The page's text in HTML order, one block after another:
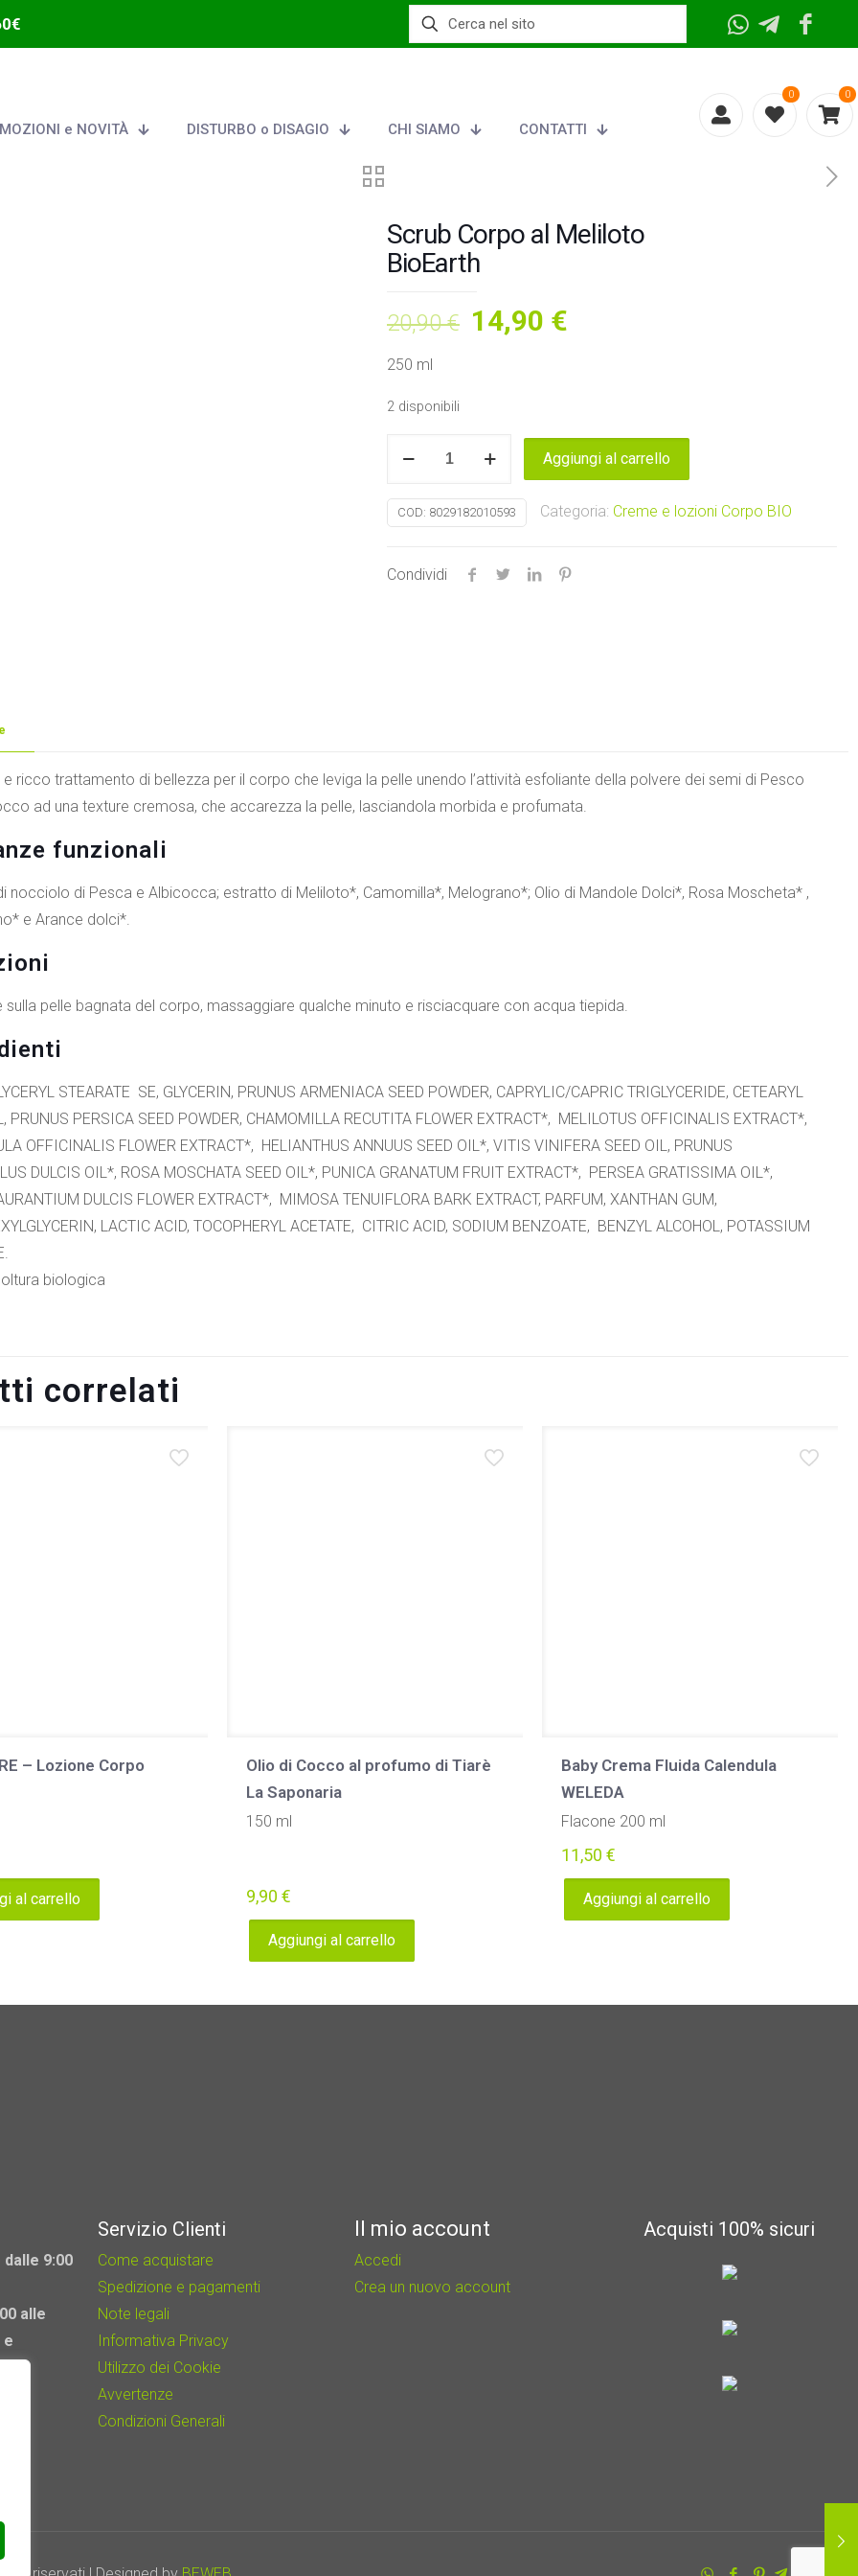
e NOVITÀ DISTURBO o DISAGIO CHI SIAMO CONTATTI
0 0
Scrub Corpo al Meliloto
BioEarth
20,90€ Il
20,90 €.
14,90 €
14,90 €.
250 ml
2 disponibili
al
Meliloto
quantità
Aggiungi al carrello
COD: 8029182010593 Categoria: Creme e lozioni Corpo BIO
Condividi
e ricco trattamento di bellezza per il corpo che leviga la pelle unendo l’attività esfoliante della polvere dei semi di Pesco
ad una texture cremosa, che accarezza la pelle, lasciandola morbida e profumata.
funzionali
nocciolo di Pesca e Albicocca; estratto di Meliloto*, Camomilla*, Melograno*; Olio di Mandole Dolci*, Rosa Moscheta* ,
e Arance dolci*.
sulla pelle bagnata del corpo, massaggiare qualche minuto e risciacquare con acqua tiepida.
STEARATE SE, GLYCERIN, PRUNUS ARMENIACA SEED POWDER, CAPRYLIC/CAPRIC TRIGLYCERIDE, CETEARYL
PRUNUS PERSICA SEED POWDER, CHAMOMILLA RECUTITA FLOWER EXTRACT*, MELILOTUS OFFICINALIS EXTRACT*,
OFFICINALIS FLOWER EXTRACT*, HELIANTHUS ANNUUS SEED OIL*, VITIS VINIFERA SEED OIL, PRUNUS
DULCIS OIL*, ROSA MOSCHATA SEED OIL*, PUNICA GRANATUM FRUIT EXTRACT*, PERSEA GRATISSIMA OIL*,
DULCIS FLOWER EXTRACT*, MIMOSA TENUIFLORA BARK EXTRACT, PARFUM, XANTHAN GUM,
LACTIC ACID, TOCOPHERYL ACETATE, CITRIC ACID, SODIUM BENZOATE, BENZYL ALCOHOL, POTASSIUM
biologica
correlati
– Lozione Corpo
al carrello
Olio di Cocco al profumo di Tiarè
La Saponaria
150 ml
9,90 €
Aggiungi al carrello
Baby Crema Fluida Calendula
WELEDA
Flacone 200 ml
11,50 €
Aggiungi al carrello
9:00
alle
e
Servizio Clienti
Come acquistare
Spedizione e pagamenti
Note legali
Informativa Privacy
Utilizzo dei Cookie
Avvertenze
Condizioni Generali
Il mio account
Accedi
Crea un nuovo account
Acquisti 100% sicuri